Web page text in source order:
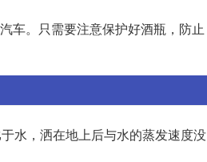
车。只需要注意保护好酒瓶，防止
水，洒在地上后与水的蒸发速度没